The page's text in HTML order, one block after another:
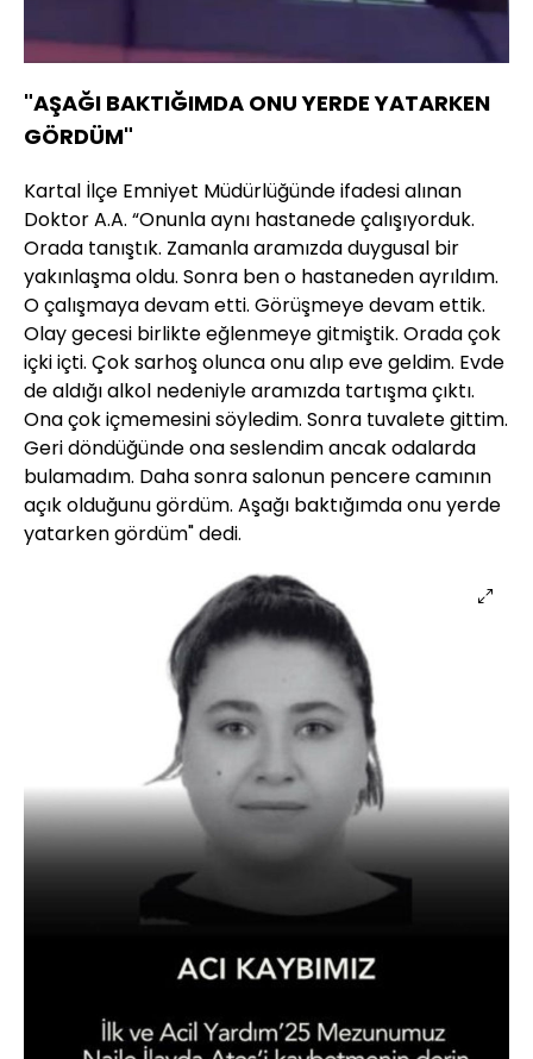
"AŞAĞI BAKTIĞIMDA ONU YERDE YATARKEN
GÖRDÜM"
Kartal İlçe Emniyet Müdürlüğünde ifadesi alınan
Doktor A.A. “Onunla aynı hastanede çalışıyorduk.
Orada tanıştık. Zamanla aramızda duygusal bir
yakınlaşma oldu. Sonra ben o hastaneden ayrıldım.
O çalışmaya devam etti. Görüşmeye devam ettik.
Olay gecesi birlikte eğlenmeye gitmiştik. Orada çok
içki içti. Çok sarhoş olunca onu alıp eve geldim. Evde
de aldığı alkol nedeniyle aramızda tartışma çıktı.
Ona çok içmemesini söyledim. Sonra tuvalete gittim.
Geri döndüğünde ona seslendim ancak odalarda
bulamadım. Daha sonra salonun pencere camının
açık olduğunu gördüm. Aşağı baktığımda onu yerde
yatarken gördüm" dedi.